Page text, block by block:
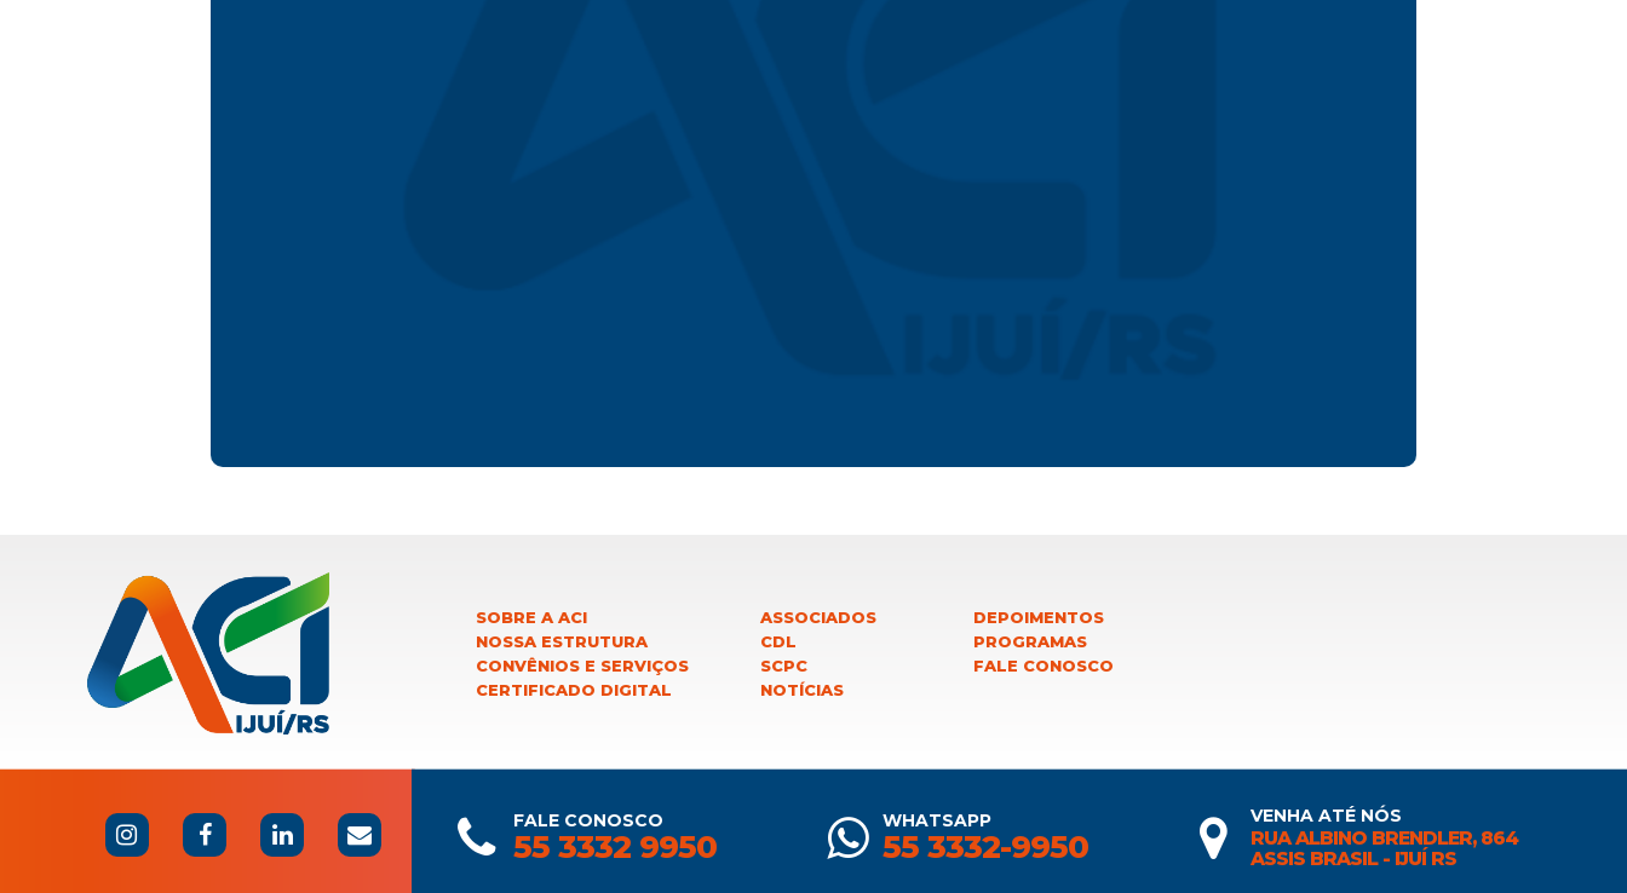
SOBRE A ACI
NOSSA ESTRUTURA
CONVÊNIOS E SERVIÇOS
CERTIFICADO DIGITAL
ASSOCIADOS
CDL
SCPC
NOTÍCIAS
DEPOIMENTOS
PROGRAMAS
FALE CONOSCO
FALE CONOSCO
55 3332 9950
WHATSAPP
55 3332-9950
VENHA ATÉ NÓS
RUA ALBINO BRENDLER, 864
ASSIS BRASIL - IJUÍ RS